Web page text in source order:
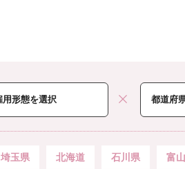
埼玉県 北海道 石川県 富